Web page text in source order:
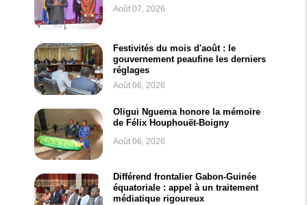
Août 07, 2026
Festivités du mois d'août : le
gouvernement peaufine les derniers
réglages
Août 06, 2026
Oligui Nguema honore la mémoire
de Félix Houphouët-Boigny
Août 06, 2026
Différend frontalier Gabon-Guinée
équatoriale : appel à un traitement
médiatique rigoureux